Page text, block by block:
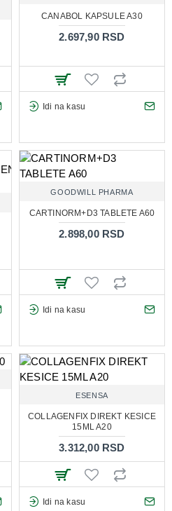
CANABOL KAPSULE A30
2.697,90 RSD
Idi na kasu
GOODWILL PHARMA
CARTINORM+D3 TABLETE A60
2.898,00 RSD
Idi na kasu
ESENSA
COLLAGENFIX DIREKT KESICE
15ML A20
3.312,00 RSD
Idi na kasu